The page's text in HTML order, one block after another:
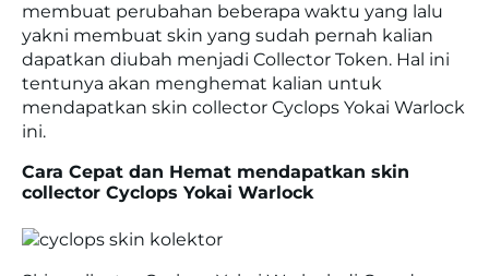
membuat perubahan beberapa waktu yang lalu
yakni membuat skin yang sudah pernah kalian
dapatkan diubah menjadi Collector Token. Hal ini
tentunya akan menghemat kalian untuk
mendapatkan skin collector Cyclops Yokai Warlock
ini.
Cara Cepat dan Hemat mendapatkan skin
collector Cyclops Yokai Warlock